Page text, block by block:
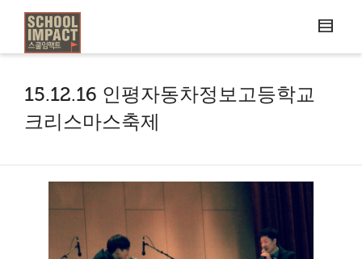
15.12.16 인평자동차정보고등학교
크리스마스축제